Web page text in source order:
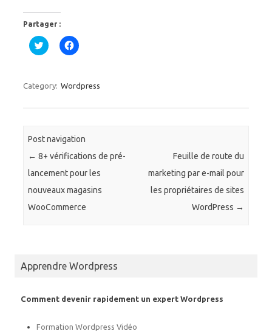
Partager :
C
l
e
z
a
t
a
g
e
r
s
u
r
r
(
v
r
a
C
l
e
z
a
t
a
g
e
r
s
r
o
k
u
v
d
Category: Wordpress
Post navigation
← 8+ vérifications de pré-
lancement pour les
nouveaux magasins
WooCommerce
Feuille de route du
marketing par e-mail pour
les propriétaires de sites
WordPress →
Apprendre Wordpress
Comment devenir rapidement un expert Wordpress
Formation Wordpress Vidéo